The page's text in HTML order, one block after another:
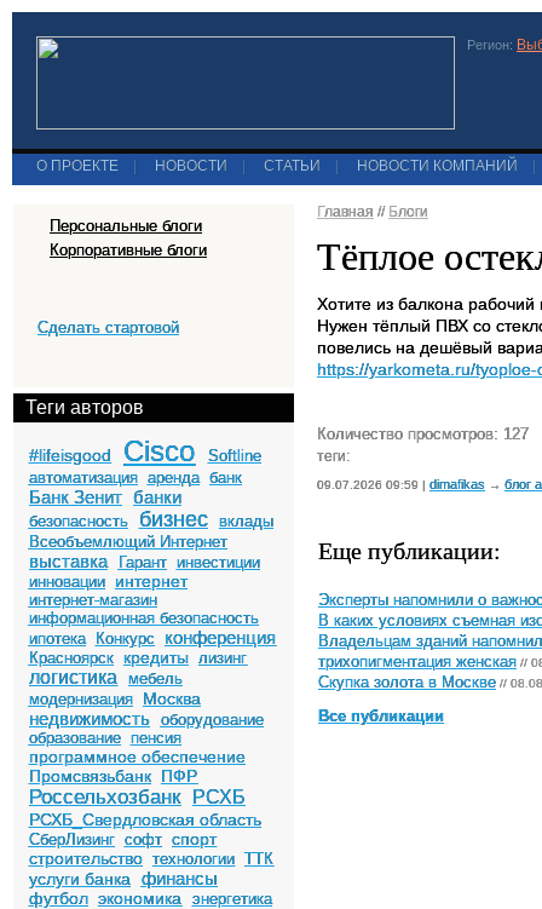
Регион:
О ПРОЕКТЕ НОВОСТИ СТАТЬИ НОВОСТИ КОМПАНИЙ
Персональные блоги
Корпоративные блоги
Сделать стартовой
Теги авторов
#lifeisgood Cisco
Softline
автоматизация аренда банк
Банк Зенит банки
безопасность бизнес
вклады
Всеобъемлющий Интернет
выставка Гарант инвестиции
инновации
интернет
интернет-магазин
информационная безопасность
ипотека
Конкурс конференция
Красноярск кредиты лизинг
логистика
мебель
модернизация
Москва
недвижимость оборудование
образование пенсия
программное обеспечение
Промсвязьбанк ПФР
Россельхозбанк РСХБ
РСХБ_Свердловская область
СберЛизинг софт спорт
строительство технологии ТТК
услуги банка финансы
футбол экономика энергетика
Главная // Блоги
Тёплое
Хотите из балкона
Нужен тёплый ПВХ со
повелись на дешёвый
https://yarkometa.ru/
Количество просмотров: 127
теги:
09.07.2026 09:59 | dimafikas → блог
Еще публикации:
Эксперты напомнили о
В каких условиях съемная
Владельцам зданий
трихопигментация женская //
Скупка золота в Москве //
Все публикации